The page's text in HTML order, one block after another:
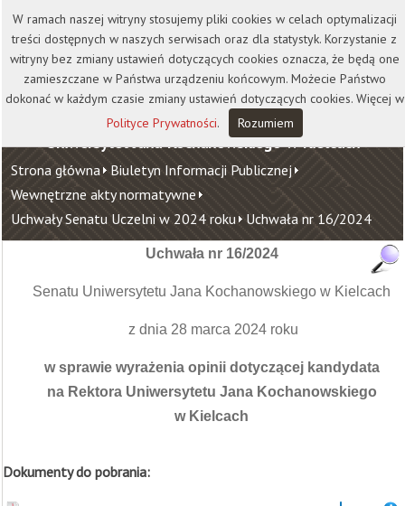
Kontakt Biblioteka
Wydawnictwo
Wirtualna Uczelnia
Uniwersytet Jana Kochanowskiego w Kielcach
Strona główna Biuletyn Informacji Publicznej
Wewnętrzne akty normatywne
Uchwały Senatu Uczelni w 2024 roku Uchwała nr 16/2024
Uchwała nr 16/2024
Senatu Uniwersytetu Jana Kochanowskiego w Kielcach
z dnia 28 marca 2024 roku
w sprawie wyrażenia opinii dotyczącej kandydata
na Rektora Uniwersytetu Jana Kochanowskiego
w Kielcach
Dokumenty do pobrania:
W ramach naszej witryny stosujemy pliki cookies w celach optymalizacji
treści dostępnych w naszych serwisach oraz dla statystyk. Korzystanie z
witryny bez zmiany ustawień dotyczących cookies oznacza, że będą one
zamieszczane w Państwa urządzeniu końcowym. Możecie Państwo
dokonać w każdym czasie zmiany ustawień dotyczących cookies. Więcej w
Polityce Prywatności. Rozumiem